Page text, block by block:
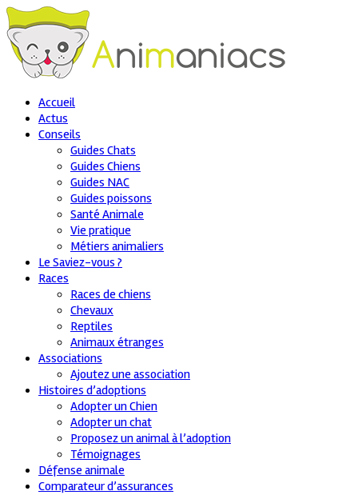
Accueil
Actus
Conseils
Guides Chats
Guides Chiens
Guides NAC
Guides poissons
Santé Animale
Vie pratique
Métiers animaliers
Le Saviez-vous ?
Races
Races de chiens
Chevaux
Reptiles
Animaux étranges
Associations
Ajoutez une association
Histoires d’adoptions
Adopter un Chien
Adopter un chat
Proposez un animal à l’adoption
Témoignages
Défense animale
Comparateur d’assurances